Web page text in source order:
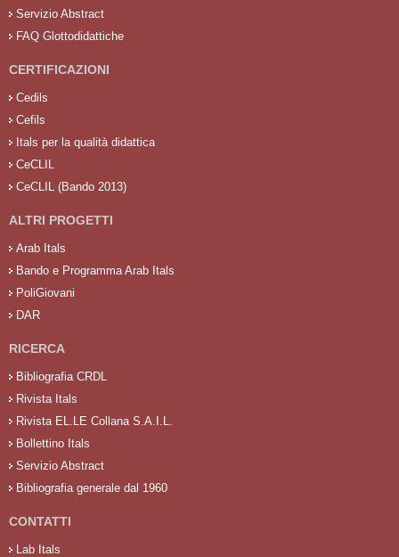
Servizio Abstract
FAQ Glottodidattiche
CERTIFICAZIONI
Cedils
Cefils
Itals per la qualità didattica
CeCLIL
CeCLIL (Bando 2013)
ALTRI PROGETTI
Arab Itals
Bando e Programma Arab Itals
PoliGiovani
DAR
RICERCA
Bibliografia CRDL
Rivista Itals
Rivista EL.LE Collana S.A.I.L.
Bollettino Itals
Servizio Abstract
Bibliografia generale dal 1960
CONTATTI
Lab Itals